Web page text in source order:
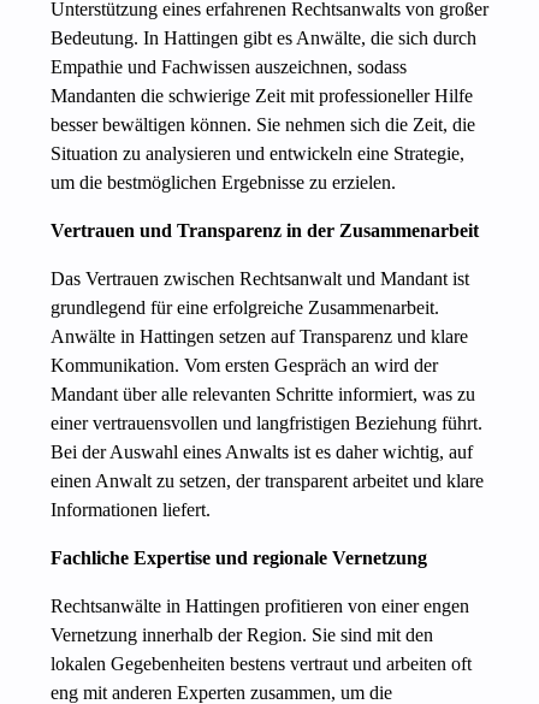
Unterstützung eines erfahrenen Rechtsanwalts von großer
Bedeutung. In Hattingen gibt es Anwälte, die sich durch
Empathie und Fachwissen auszeichnen, sodass
Mandanten die schwierige Zeit mit professioneller Hilfe
besser bewältigen können. Sie nehmen sich die Zeit, die
Situation zu analysieren und entwickeln eine Strategie,
um die bestmöglichen Ergebnisse zu erzielen.
Vertrauen und Transparenz in der Zusammenarbeit
Das Vertrauen zwischen Rechtsanwalt und Mandant ist
grundlegend für eine erfolgreiche Zusammenarbeit.
Anwälte in Hattingen setzen auf Transparenz und klare
Kommunikation. Vom ersten Gespräch an wird der
Mandant über alle relevanten Schritte informiert, was zu
einer vertrauensvollen und langfristigen Beziehung führt.
Bei der Auswahl eines Anwalts ist es daher wichtig, auf
einen Anwalt zu setzen, der transparent arbeitet und klare
Informationen liefert.
Fachliche Expertise und regionale Vernetzung
Rechtsanwälte in Hattingen profitieren von einer engen
Vernetzung innerhalb der Region. Sie sind mit den
lokalen Gegebenheiten bestens vertraut und arbeiten oft
eng mit anderen Experten zusammen, um die